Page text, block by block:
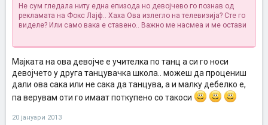
Не сум гледала ниту една епизода но девојчево го познав од
рекламата на Фокс Лајф.. Хаха Ова излегло на телевизија? Сте го
виделе? Или само вака е ставено.. Важно ме насмеа и ме остави
Мајката на ова девојче е учителка по танц а си го носи
девојчето у друга танцувачка школа.. можеш да процениш
дали ова сака или не сака да танцува, а и малку дебелко е,
па верувам оти го имаат поткупено со такоси
20 јануари 2013